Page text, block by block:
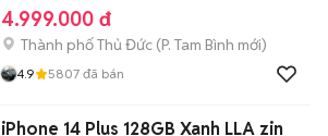
4.999.000 đ
Thành phố Thủ Đức (P. Tam Bình mới)
4.9 5807 đã bán
iPhone 14 Plus 128GB Xanh LLA zin